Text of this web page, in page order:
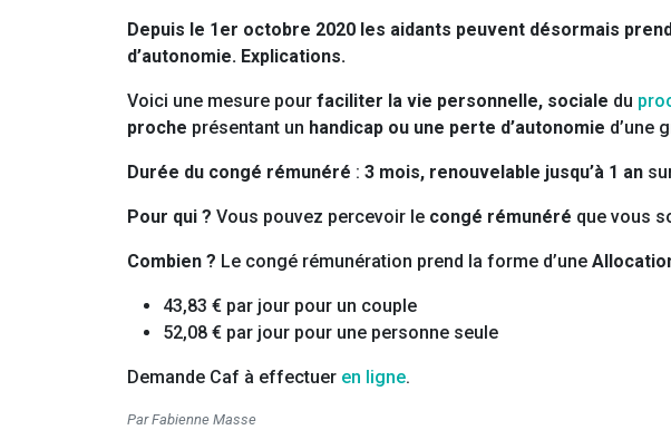
Depuis le 1er octobre 2020 les aidants peuvent désormais
d’autonomie. Explications.
Voici une mesure pour faciliter la vie personnelle, sociale du
proche présentant un handicap ou une perte d’autonomie d’une
Durée du congé rémunéré : 3 mois, renouvelable jusqu’à 1 an
Pour qui ? Vous pouvez percevoir le congé rémunéré que vous
Combien ? Le congé rémunération prend la forme d’une
43,83 € par jour pour un couple
52,08 € par jour pour une personne seule
Demande Caf à effectuer en ligne.
Par Fabienne Masse